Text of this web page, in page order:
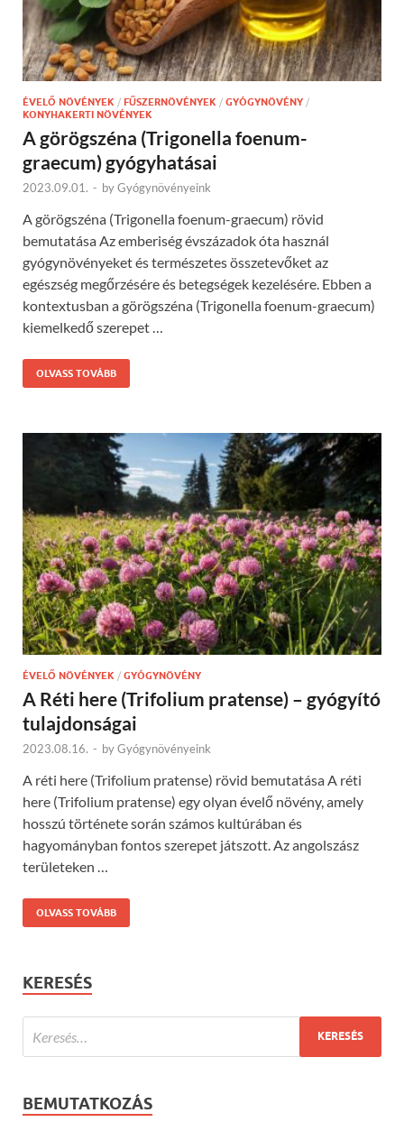
ÉVELŐ NÖVÉNYEK / FŰSZERNÖVÉNYEK / GYÓGYNÖVÉNY /
KONYHAKERTI NÖVÉNYEK
A görögszéna (Trigonella foenum-
graecum) gyógyhatásai
2023.09.01. - byGyógynövényeink
A görögszéna (Trigonella foenum-graecum) rövid
bemutatása Az emberiség évszázadok óta használ
gyógynövényeket és természetes összetevőket az
egészség megőrzésére és betegségek kezelésére. Ebben a
kontextusban a görögszéna (Trigonella foenum-graecum)
kiemelkedő szerepet …
OLVASS TOVÁBB
ÉVELŐ NÖVÉNYEK / GYÓGYNÖVÉNY
A Réti here (Trifolium pratense) – gyógyító
tulajdonságai
2023.08.16. - byGyógynövényeink
A réti here (Trifolium pratense) rövid bemutatása A réti
here (Trifolium pratense) egy olyan évelő növény, amely
hosszú története során számos kultúrában és
hagyományban fontos szerepet játszott. Az angolszász
területeken …
OLVASS TOVÁBB
KERESÉS
BEMUTATKOZÁS